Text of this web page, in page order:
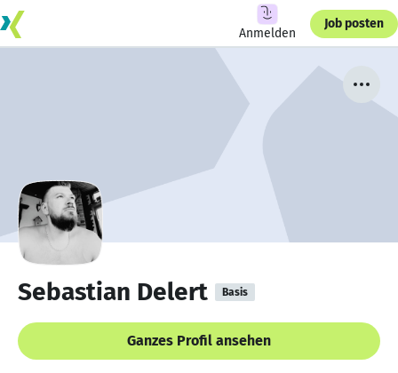
Anmelden
Job posten
Sebastian Delert Basis
Ganzes Profil ansehen